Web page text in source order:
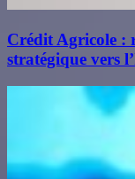
Crédit Agricole :
stratégique vers